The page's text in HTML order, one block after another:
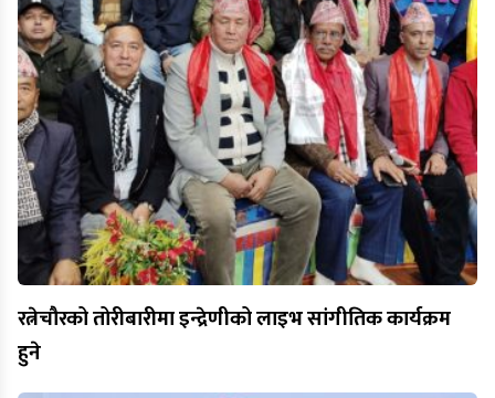
रत्नेचौरको तोरीबारीमा इन्द्रेणीको लाइभ सांगीतिक कार्यक्रम
हुने